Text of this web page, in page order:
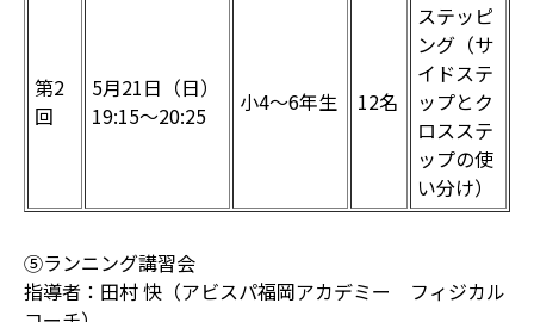
第2
回
5月21日（日）
19:15〜20:25
小4～6年生 12名
ステッピ
ング（サ
イドステ
ップとク
ロスステ
ップの使
い分け）
⑤ランニング講習会
指導者：田村 快（アビスパ福岡アカデミー フィジカル